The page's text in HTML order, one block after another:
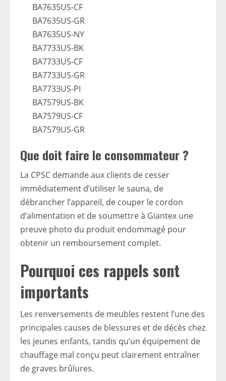
BA7635US-CF
BA7635US-GR
BA7635US-NY
BA7733US-BK
BA7733US-CF
BA7733US-GR
BA7733US-PI
BA7579US-BK
BA7579US-CF
BA7579US-GR
Que doit faire le consommateur ?
La CPSC demande aux clients de cesser
immédiatement d’utiliser le sauna, de
débrancher l’appareil, de couper le cordon
d’alimentation et de soumettre à Giantex une
preuve photo du produit endommagé pour
obtenir un remboursement complet.
Pourquoi ces rappels sont
importants
Les renversements de meubles restent l’une des
principales causes de blessures et de décès chez
les jeunes enfants, tandis qu’un équipement de
chauffage mal conçu peut clairement entraîner
de graves brûlures.